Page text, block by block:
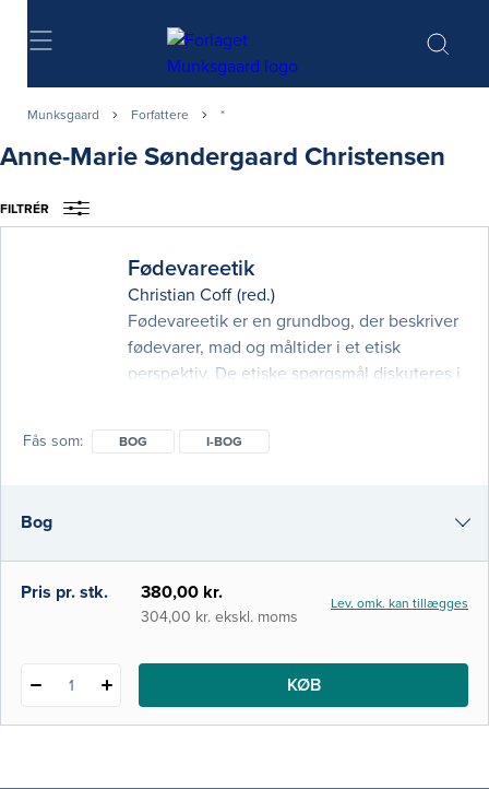
Søg
Munksgaard Forfattere *
Anne-Marie Søndergaard Christensen
FILTRÉR
Fødevareetik
Christian Coff (red.)
Fødevareetik er en grundbog, der beskriver
fødevarer, mad og måltider i et etisk
perspektiv. De etiske spørgsmål diskuteres i
Også forskerne har taget området til sig. I
Fås som BOG I-BOG
Bog
i-bog
Pris pr. stk. 380,00 kr.
304,00 kr. ekskl. moms
Lev. omk. kan tillægges
1 KØB